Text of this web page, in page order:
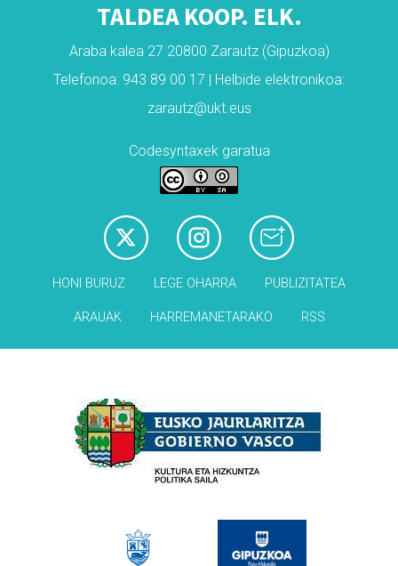
TALDEA KOOP. ELK.
Araba kalea 27 20800 Zarautz (Gipuzkoa)
Telefonoa: 943 89 00 17 | Helbide elektronikoa:
zarautz@ukt.eus
Codesyntaxek garatua
HONI BURUZ LEGE OHARRA PUBLIZITATEA
ARAUAK HARREMANETARAKO RSS